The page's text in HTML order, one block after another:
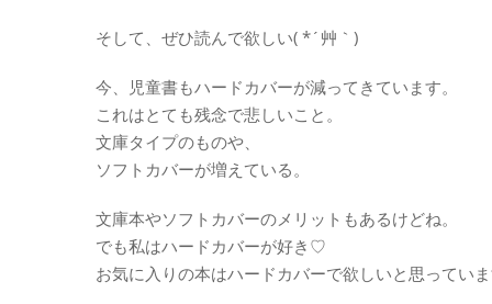
そして、ぜひ読んで欲しい( *´艸｀)
今、児童書もハードカバーが減ってきています。
これはとても残念で悲しいこと。
文庫タイプのものや、
ソフトカバーが増えている。
文庫本やソフトカバーのメリットもあるけどね。
でも私はハードカバーが好き♡
お気に入りの本はハードカバーで欲しいと思ってい